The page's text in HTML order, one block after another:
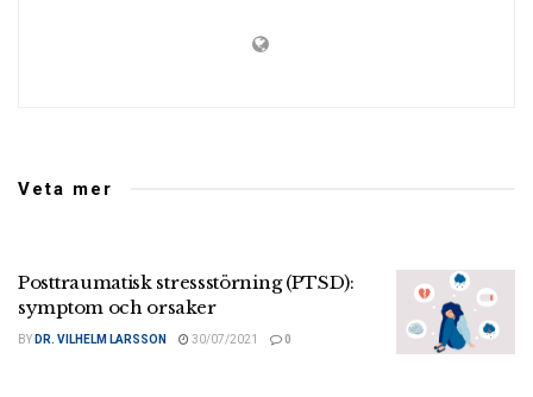
Veta mer
Posttraumatisk stressstörning (PTSD):
symptom och orsaker
BY DR. VILHELM LARSSON 30/07/2021 0